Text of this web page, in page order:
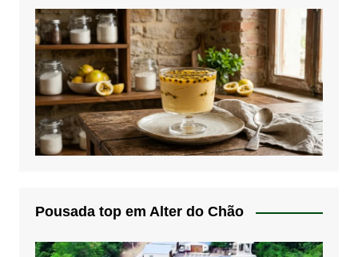
Pousada top em Alter do Chão